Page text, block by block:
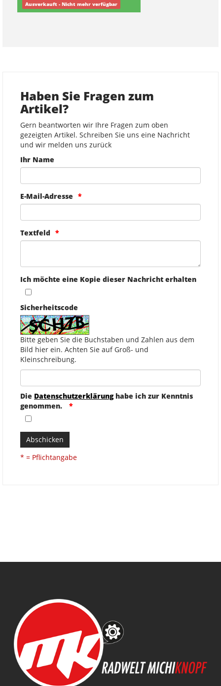
Ausverkauft - Nicht mehr verfügbar
Haben Sie Fragen zum
Artikel?
Gern beantworten wir Ihre Fragen zum oben
gezeigten Artikel. Schreiben Sie uns eine Nachricht
und wir melden uns zurück
Ihr Name
E-Mail-Adresse
Textfeld
Ich möchte eine Kopie dieser Nachricht erhalten
Sicherheitscode
Bitte geben Sie die Buchstaben und Zahlen aus dem
Bild hier ein. Achten Sie auf Groß- und
Kleinschreibung.
Die Datenschutzerklärunghabe ich zur Kenntnis
genommen.
Abschicken
* = Pflichtangabe